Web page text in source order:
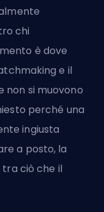
chi
è dove
e il
non si muovono
perché una
ingiusta
a posto, la
tra ciò che il